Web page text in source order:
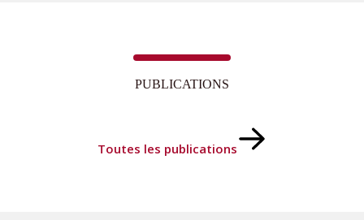
PUBLICATIONS
Toutes les publications